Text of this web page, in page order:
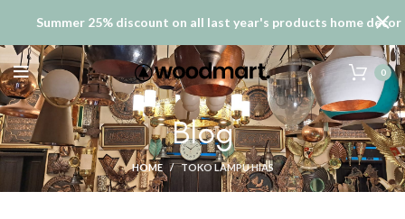
0
Blog
HOME TOKO LAMPU HIAS
Summer 25% discount on all last year's products home decor